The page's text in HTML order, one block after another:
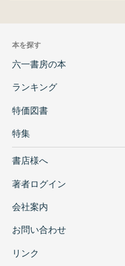
本を探す
六一書房の本
ランキング
特価図書
特集
書店様へ
著者ログイン
会社案内
お問い合わせ
リンク